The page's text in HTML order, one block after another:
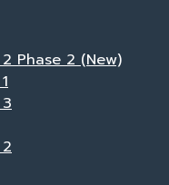
Phase 2 (New)